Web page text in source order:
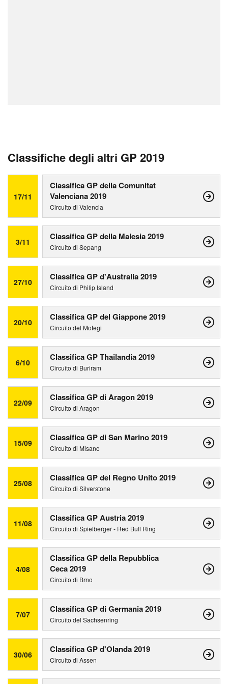
Classifiche degli altri GP 2019
17/11
Classifica GP della Comunitat
Valenciana 2019
Circuito di Valencia
3/11 Classifica GP della Malesia 2019
Circuito di Sepang
27/10 Classifica GP d'Australia 2019
Circuito di Philip Island
20/10 Classifica GP del Giappone 2019
Circuito del Motegi
6/10 Classifica GP Thailandia 2019
Circuito di Buriram
22/09 Classifica GP di Aragon 2019
Circuito di Aragon
15/09 Classifica GP di San Marino 2019
Circuito di Misano
25/08 Classifica GP del Regno Unito 2019
Circuito di Silverstone
11/08 Classifica GP Austria 2019
Circuito di Spielberger - Red Bull Ring
4/08
Classifica GP della Repubblica
Ceca 2019
Circuito di Brno
7/07 Classifica GP di Germania 2019
Circuito del Sachsenring
30/06 Classifica GP d'Olanda 2019
Circuito di Assen